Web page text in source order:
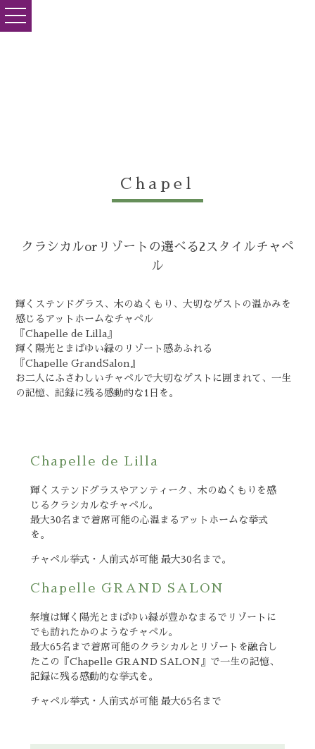
toggle
navigation
Chapel
クラシカルorリゾートの選べる2スタイルチャペ
ル
輝くステンドグラス、木のぬくもり、大切なゲストの温かみを
感じるアットホームなチャペル
『Chapelle de Lilla』
輝く陽光とまばゆい緑のリゾート感あふれる
『Chapelle GrandSalon』
お二人にふさわしいチャペルで大切なゲストに囲まれて、一生
の記憶、記録に残る感動的な1日を。
Chapelle de Lilla
輝くステンドグラスやアンティーク、木のぬくもりを感
じるクラシカルなチャペル。
最大30名まで着席可能の心温まるアットホームな挙式
を。
チャペル挙式・人前式が可能 最大30名まで。
Chapelle GRAND SALON
祭壇は輝く陽光とまばゆい緑が豊かなまるでリゾートに
でも訪れたかのようなチャペル。
最大65名まで着席可能のクラシカルとリゾートを融合し
たこの『Chapelle GRAND SALON』で一生の記憶、
記録に残る感動的な挙式を。
チャペル挙式・人前式が可能 最大65名まで